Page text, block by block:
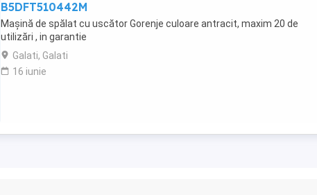
B5DFT510442M
Mașină de spălat cu uscător Gorenje culoare antracit, maxim 20 de
utilizări , in garantie
Galati, Galati
16 iunie